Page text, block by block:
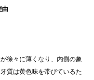
由
徐々に薄くなり、内側の象
質は黄色味を帯びているた